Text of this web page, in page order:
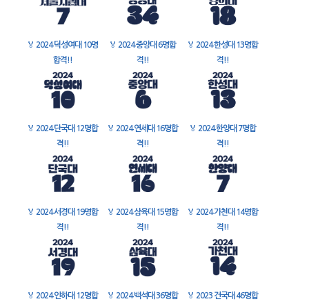
🏅 2024 덕성여대 10명
합격!!
🏅 2024 중앙대 6명합
격!!
🏅 2024 한성대 13명합
격!!
🏅 2024 단국대 12명합
격!!
🏅 2024 연세대 16명합
격!!
🏅 2024 한양대 7명합
격!!
🏅 2024 서경대 19명합
격!!
🏅 2024 삼육대 15명합
격!!
🏅 2024 가천대 14명합
격!!
🏅 2024 인하대 12명합
🏅 2024 백석대 36명합
🏅 2023 건국대 46명합